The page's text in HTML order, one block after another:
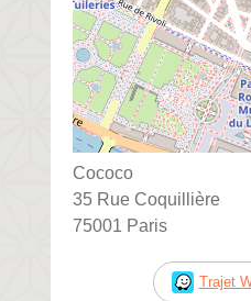
Cococo
35 Rue Coquillière
75001 Paris
Trajet